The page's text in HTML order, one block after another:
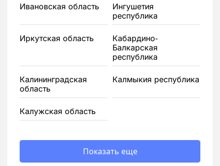
Ивановская область
Ингушетия
республика
Иркутская область
Кабардино-
Балкарская
республика
Калининградская
область
Калмыкия республика
Калужская область
Показать еще